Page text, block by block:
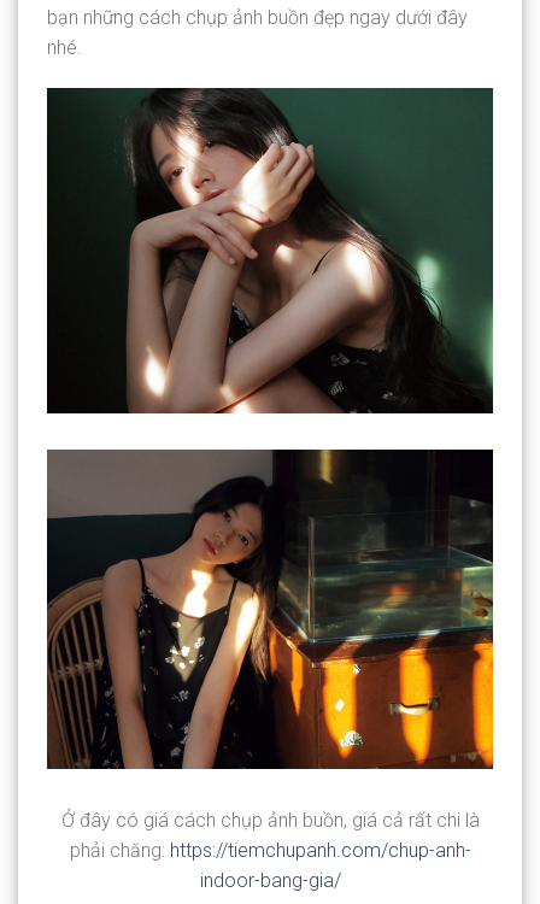
bạn những cách chụp ảnh buồn đẹp ngay dưới đây
nhé.
Ở đây có giá cách chụp ảnh buồn, giá cả rất chi là
phải chăng: https://tiemchupanh.com/chup-anh-
indoor-bang-gia/